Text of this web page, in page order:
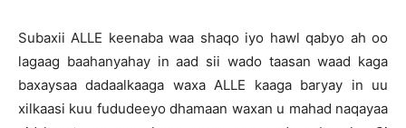
Subaxii ALLE keenaba waa shaqo iyo hawl qabyo ah oo
lagaag baahanyahay in aad sii wado taasan waad kaga
baxaysaa dadaalkaaga waxa ALLE kaaga baryay in uu
xilkaasi kuu fududeeyo dhamaan waxan u mahad naqayaa